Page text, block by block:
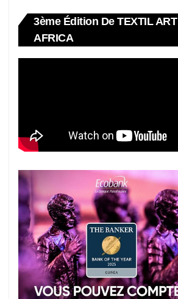
3ème Édition De TEXTIL ART
AFRICA